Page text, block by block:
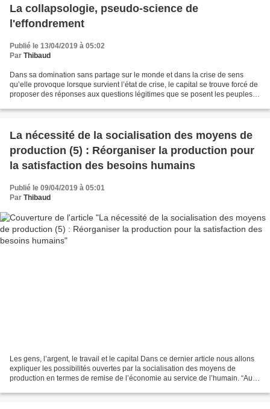
La collapsologie, pseudo-science de
l'effondrement
Publié le 13/04/2019 à 05:02
Par Thibaud
Dans sa domination sans partage sur le monde et dans la crise de sens
qu’elle provoque lorsque survient l’état de crise, le capital se trouve forcé de
proposer des réponses aux questions légitimes que se posent les peuples.
La nécessité de la socialisation des moyens de
production (5) : Réorganiser la production pour
la satisfaction des besoins humains
Publié le 09/04/2019 à 05:01
Par Thibaud
Les gens, l’argent, le travail et le capital Dans ce dernier article nous allons
expliquer les possibilités ouvertes par la socialisation des moyens de
production en termes de remise de l’économie au service de l’humain. “Au